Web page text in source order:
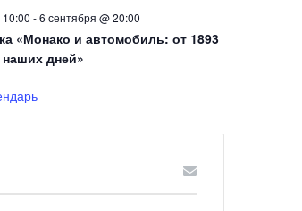
-6 сентября @ 20:00
«Монако и автомобиль: от 1893
наших дней»